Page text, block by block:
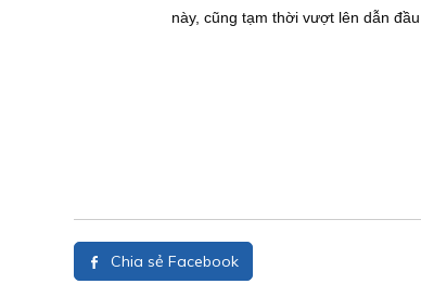
này, cũng tạm thời vượt lên dẫn
Chia sẻ Facebook